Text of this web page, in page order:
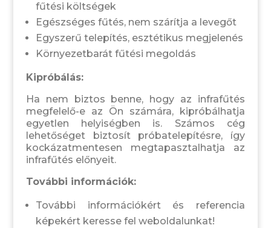
fűtési költségek
Egészséges fűtés, nem szárítja a levegőt
Egyszerű telepítés, esztétikus megjelenés
Környezetbarát fűtési megoldás
Kipróbálás:
Ha nem biztos benne, hogy az infrafűtés
megfelelő-e az Ön számára, kipróbálhatja
egyetlen helyiségben is. Számos cég
lehetőséget biztosít próbatelepítésre, így
kockázatmentesen megtapasztalhatja az
infrafűtés előnyeit.
További információk:
További információkért és referencia
képekért keresse fel weboldalunkat!